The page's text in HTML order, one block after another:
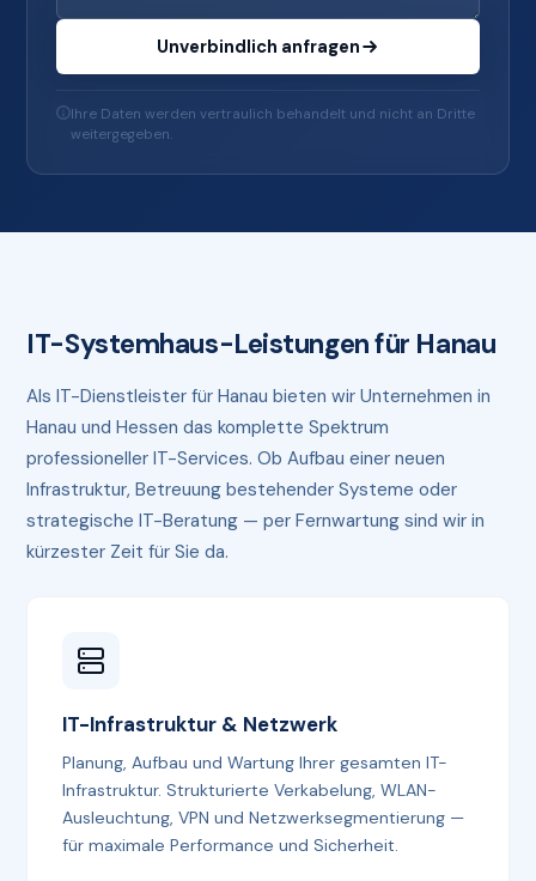
Unverbindlich anfragen
Ihre Daten werden vertraulich behandelt und nicht an Dritte
weitergegeben.
IT-Systemhaus-Leistungen für Hanau
Als IT-Dienstleister für Hanau bieten wir Unternehmen in
Hanau und Hessen das komplette Spektrum
professioneller IT-Services. Ob Aufbau einer neuen
Infrastruktur, Betreuung bestehender Systeme oder
strategische IT-Beratung — per Fernwartung sind wir in
kürzester Zeit für Sie da.
IT-Infrastruktur & Netzwerk
Planung, Aufbau und Wartung Ihrer gesamten IT-
Infrastruktur. Strukturierte Verkabelung, WLAN-
Ausleuchtung, VPN und Netzwerksegmentierung —
für maximale Performance und Sicherheit.